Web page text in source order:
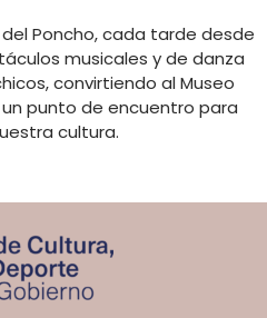
Poncho, cada tarde desde
musicales y de danza
convirtiendo al Museo
punto de encuentro para
cultura.